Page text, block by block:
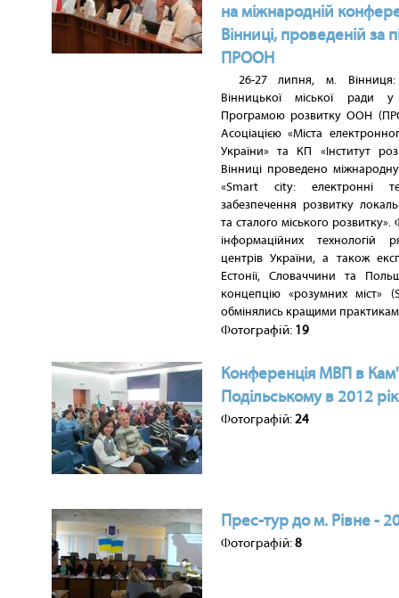
на міжнародній
Вінниці, проведеній за
ПРООН
26-27 липня, м. Вінниця:
Вінницької міської ради
Програмою розвитку ООН
Асоціацією «Міста
України» та КП «Інститут
Вінниці проведено
«Smart city: електронні
забезпечення розвитку
та сталого міського розвитку».
інформаційних технологій
центрів України, а також
Естонії, Словаччини та
концепцію «розумних міст»
обмінялись кращими
Фотографій: 19
Конференція МВП в
Подільському в 2012 рік
Фотографій:24
Прес-тур до м. Рівне -
Фотографій:8